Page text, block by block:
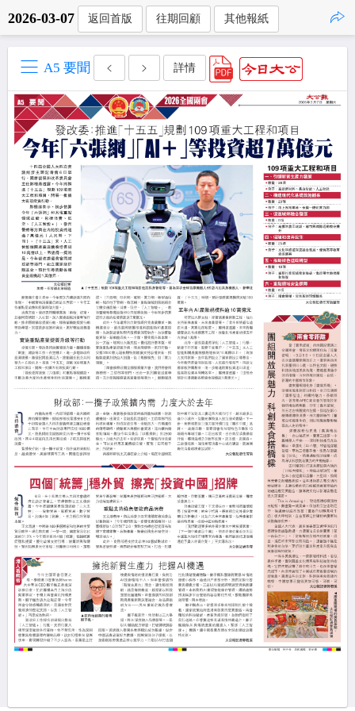
2026-03-07 返回首版 往期回顧 其他報紙
A5 要聞 詳情